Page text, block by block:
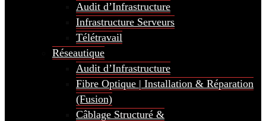
Audit d’Infrastructure
Infrastructure Serveurs
Télétravail
Réseautique
Audit d’Infrastructure
Fibre Optique | Installation & Réparation
(Fusion)
Câblage Structuré &